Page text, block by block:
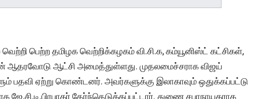
பெற்ற தமிழக வெற்றிக்கழகம் வி.சி.க, கம்யூனிஸ்ட் கட்சிகள்,
ஆதரவோடு ஆட்சி அமைத்துள்ளது. முதலமைச்சராக விஜய்
பதவி ஏற்று கொண்டனர். அவர்களுக்கு இலாகாவும் ஒதுக்கப்பட்டு
தேர்ந்தெடுக்கப்பட்டார். துணை சபாநாயகராக